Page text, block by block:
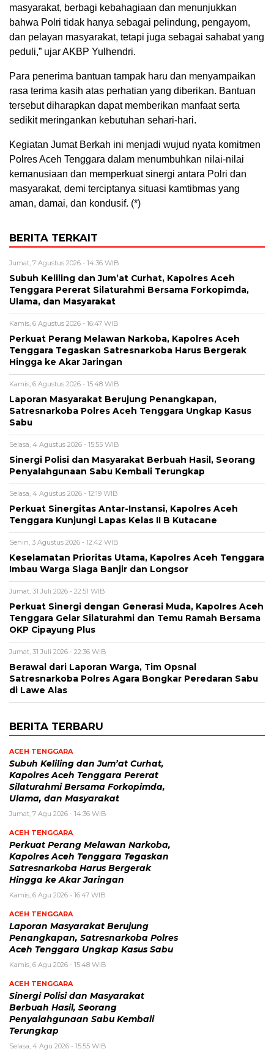
masyarakat, berbagi kebahagiaan dan menunjukkan
bahwa Polri tidak hanya sebagai pelindung, pengayom,
dan pelayan masyarakat, tetapi juga sebagai sahabat yang
peduli,” ujar AKBP Yulhendri.
Para penerima bantuan tampak haru dan menyampaikan
rasa terima kasih atas perhatian yang diberikan. Bantuan
tersebut diharapkan dapat memberikan manfaat serta
sedikit meringankan kebutuhan sehari-hari.
Kegiatan Jumat Berkah ini menjadi wujud nyata komitmen
Polres Aceh Tenggara dalam menumbuhkan nilai-nilai
kemanusiaan dan memperkuat sinergi antara Polri dan
masyarakat, demi terciptanya situasi kamtibmas yang
aman, damai, dan kondusif. (*)
BERITA TERKAIT
Jumat, 7 Agustus 2026 - 14:36 WIB
Subuh Keliling dan Jum’at Curhat, Kapolres Aceh
Tenggara Pererat Silaturahmi Bersama Forkopimda,
Ulama, dan Masyarakat
Kamis, 6 Agustus 2026 - 16:47 WIB
Perkuat Perang Melawan Narkoba, Kapolres Aceh
Tenggara Tegaskan Satresnarkoba Harus Bergerak
Hingga ke Akar Jaringan
Kamis, 6 Agustus 2026 - 15:48 WIB
Laporan Masyarakat Berujung Penangkapan,
Satresnarkoba Polres Aceh Tenggara Ungkap Kasus
Sabu
Selasa, 4 Agustus 2026 - 15:55 WIB
Sinergi Polisi dan Masyarakat Berbuah Hasil, Seorang
Penyalahgunaan Sabu Kembali Terungkap
Selasa, 4 Agustus 2026 - 12:19 WIB
Perkuat Sinergitas Antar-Instansi, Kapolres Aceh
Tenggara Kunjungi Lapas Kelas II B Kutacane
Senin, 3 Agustus 2026 - 12:42 WIB
Keselamatan Prioritas Utama, Kapolres Aceh Tenggara
Imbau Warga Siaga Banjir dan Longsor
Jumat, 31 Juli 2026 - 22:51 WIB
Perkuat Sinergi dengan Generasi Muda, Kapolres Aceh
Tenggara Gelar Silaturahmi dan Temu Ramah Bersama
OKP Cipayung Plus
Jumat, 31 Juli 2026 - 22:36 WIB
Berawal dari Laporan Warga, Tim Opsnal
Satresnarkoba Polres Agara Bongkar Peredaran Sabu
di Lawe Alas
BERITA TERBARU
ACEH TENGGARA
Subuh Keliling dan Jum’at Curhat,
Kapolres Aceh Tenggara Pererat
Silaturahmi Bersama Forkopimda,
Ulama, dan Masyarakat
Jumat, 7 Agu 2026 - 14:36 WIB
ACEH TENGGARA
Perkuat Perang Melawan Narkoba,
Kapolres Aceh Tenggara Tegaskan
Satresnarkoba Harus Bergerak
Hingga ke Akar Jaringan
Kamis, 6 Agu 2026 - 16:47 WIB
ACEH TENGGARA
Laporan Masyarakat Berujung
Penangkapan, Satresnarkoba Polres
Aceh Tenggara Ungkap Kasus Sabu
Kamis, 6 Agu 2026 - 15:48 WIB
ACEH TENGGARA
Sinergi Polisi dan Masyarakat
Berbuah Hasil, Seorang
Penyalahgunaan Sabu Kembali
Terungkap
Selasa, 4 Agu 2026 - 15:55 WIB